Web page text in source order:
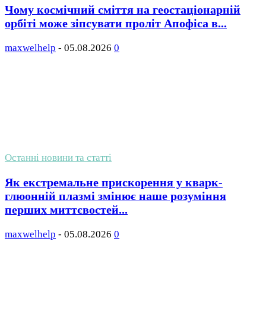
Чому космічний сміття на геостаціонарній
орбіті може зіпсувати проліт Апофіса в...
maxwelhelp - 05.08.2026 0
Останні новини та статті
Як екстремальне прискорення у кварк-
глюонній плазмі змінює наше розуміння
перших миттєвостей...
maxwelhelp - 05.08.2026 0